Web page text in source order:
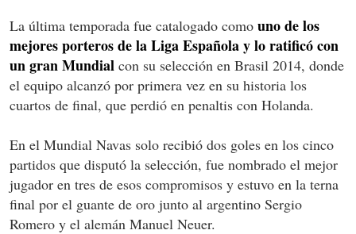
La última temporada fue catalogado como uno de los
mejores porteros de la Liga Española y lo ratificó con
un gran Mundial con su selección en Brasil 2014, donde
el equipo alcanzó por primera vez en su historia los
cuartos de final, que perdió en penaltis con Holanda.
En el Mundial Navas solo recibió dos goles en los cinco
partidos que disputó la selección, fue nombrado el mejor
jugador en tres de esos compromisos y estuvo en la terna
final por el guante de oro junto al argentino Sergio
Romero y el alemán Manuel Neuer.